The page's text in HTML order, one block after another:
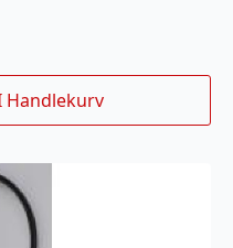
Handlekurv